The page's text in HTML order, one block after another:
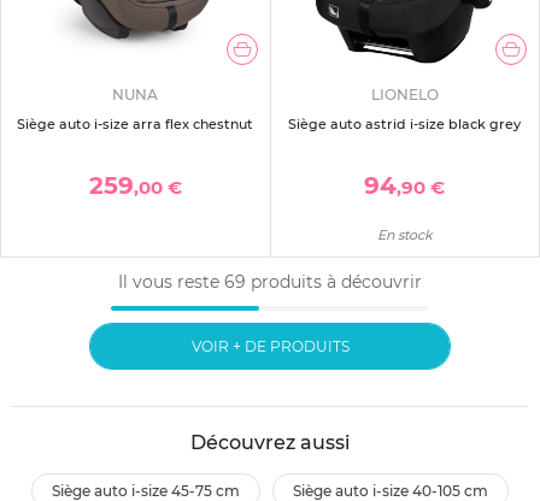
NUNA
Siège auto i-size arra flex chestnut
259,00 €
LIONELO
Siège auto astrid i-size black grey
94,90 €
En stock
Il vous reste 69 produits à découvrir
VOIR + DE PRODUITS
Découvrez aussi
siège auto i-size 45-75 cm siège auto i-size 40-105 cm